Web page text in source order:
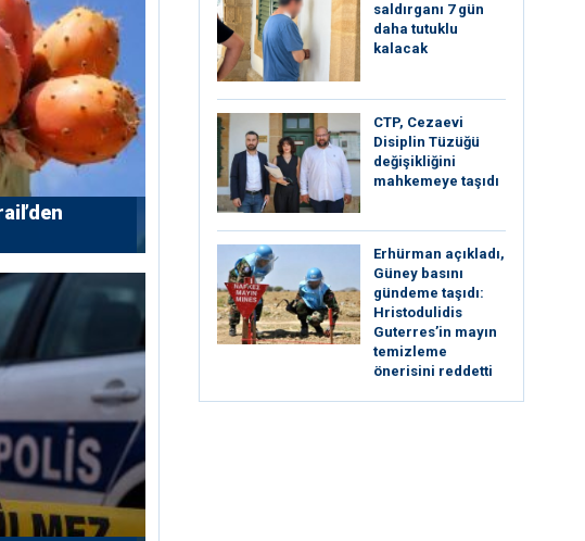
saldırganı 7 gün
daha tutuklu
kalacak
CTP, Cezaevi
Disiplin Tüzüğü
değişikliğini
mahkemeye taşıdı
Erhürman açıkladı,
Güney basını
gündeme taşıdı:
Hristodulidis
Guterres’in mayın
temizleme
önerisini reddetti